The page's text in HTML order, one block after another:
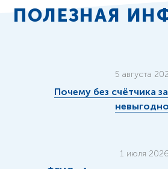
ПОЛЕЗНАЯ
5 августа
Почему без счётчика
1 июля 2026